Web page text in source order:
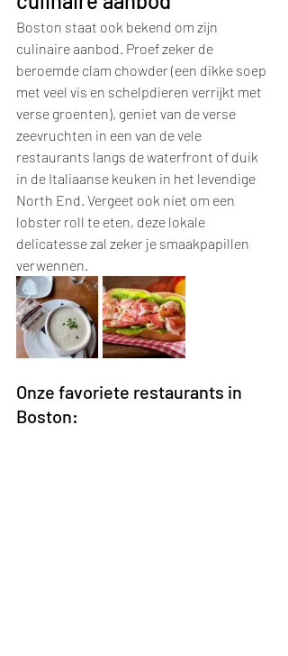
Boston staat ook bekend om zijn
culinaire aanbod. Proef zeker de
beroemde clam chowder (een dikke soep
met veel vis en schelpdieren verrijkt met
verse groenten), geniet van de verse
zeevruchten in een van de vele
restaurants langs de waterfront of duik
in de Italiaanse keuken in het levendige
North End. Vergeet ook niet om een
lobster roll te eten, deze lokale
delicatesse zal zeker je smaakpapillen
verwennen.
Onze favoriete restaurants in
Boston: